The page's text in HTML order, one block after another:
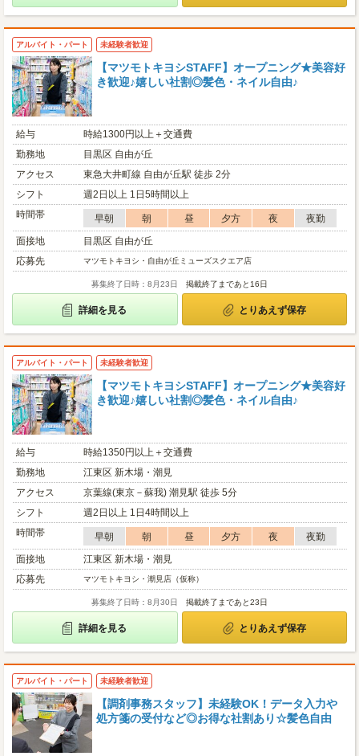
アルバイト・パート 未経験者歓迎
【マツモトキヨシSTAFF】オープニング★美容好
き歓迎♪嬉しい社割◎髪色・ネイル自由♪
給与
時給1300円以上＋交通費
勤務地
目黒区 自由が丘
アクセス
東急大井町線 自由が丘駅 徒歩 2分
シフト
週2日以上 1日5時間以上
時間帯
早朝 朝 昼 夕方 夜
夜勤
面接地
目黒区 自由が丘
応募先
マツモトキヨシ・自由が丘ミューズスクエア店
募集終了日時：8月23日 掲載終了まであと16日
詳細を見る とりあえず保存
アルバイト・パート 未経験者歓迎
【マツモトキヨシSTAFF】オープニング★美容好
き歓迎♪嬉しい社割◎髪色・ネイル自由♪
給与
時給1350円以上＋交通費
勤務地
江東区 新木場・潮見
アクセス
京葉線(東京－蘇我) 潮見駅 徒歩 5分
シフト
週2日以上 1日4時間以上
時間帯
早朝 朝 昼 夕方 夜
夜勤
面接地
江東区 新木場・潮見
応募先
マツモトキヨシ・潮見店（仮称）
募集終了日時：8月30日 掲載終了まであと23日
詳細を見る とりあえず保存
アルバイト・パート 未経験者歓迎
【調剤事務スタッフ】未経験OK！データ入力や
処方箋の受付など◎お得な社割あり☆髪色自由